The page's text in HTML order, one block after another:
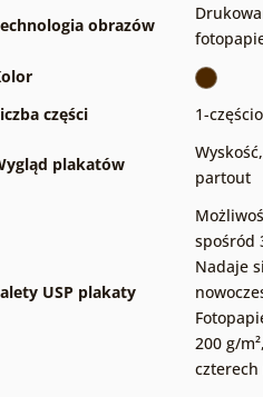
obrazów
części
1-
plakatów
Wyskość,
partout
USP plakaty
spośród
Nadaje
200 g/m²,